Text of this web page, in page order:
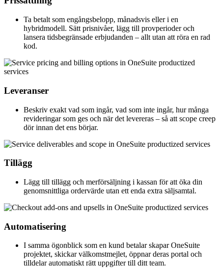
Ta betalt som engångsbelopp, månadsvis eller i en
hybridmodell. Sätt prisnivåer, lägg till provperioder och
lansera tidsbegränsade erbjudanden – allt utan att röra en rad
kod.
Leveranser
Beskriv exakt vad som ingår, vad som inte ingår, hur många
revideringar som ges och när det levereras – så att scope creep
dör innan det ens börjar.
Tillägg
Lägg till tillägg och merförsäljning i kassan för att öka din
genomsnittliga ordervärde utan ett enda extra säljsamtal.
Automatisering
I samma ögonblick som en kund betalar skapar OneSuite
projektet, skickar välkomstmejlet, öppnar deras portal och
tilldelar automatiskt rätt uppgifter till ditt team.